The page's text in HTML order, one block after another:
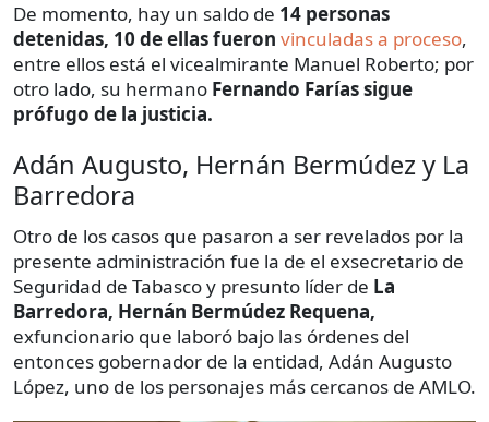
De momento, hay un saldo de 14 personas
detenidas, 10 de ellas fueron vinculadas a proceso,
entre ellos está el vicealmirante Manuel Roberto; por
otro lado, su hermano Fernando Farías sigue
prófugo de la justicia.
Adán Augusto, Hernán Bermúdez y La
Barredora
Otro de los casos que pasaron a ser revelados por la
presente administración fue la de el exsecretario de
Seguridad de Tabasco y presunto líder de La
Barredora, Hernán Bermúdez Requena,
exfuncionario que laboró bajo las órdenes del
entonces gobernador de la entidad, Adán Augusto
López, uno de los personajes más cercanos de AMLO.